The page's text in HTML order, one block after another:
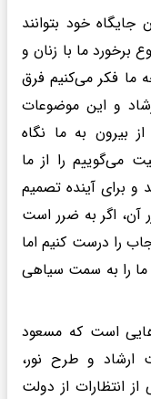
جایگاه خود بتوانند
برخورد ما با زنان و
ما فکر می‌کنیم فرق
و این موضوعات
بیرون به ما نگاه
می‌گوییم را از ما
و برای آینده تصمیم
آن، اگر به ضرر است
حجاب را درست کنیم اما
ما را به سمت سیاهی
است که مسعود
ارشاد و طرح نور،
انتظارات از دولت